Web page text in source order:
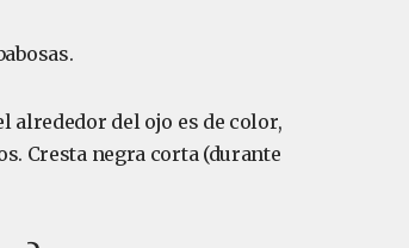
alrededor del ojo es de color,
Cresta negra corta (durante